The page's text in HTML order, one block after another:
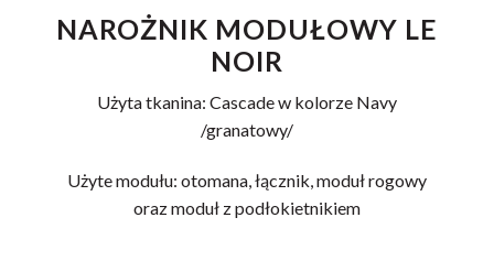
NAROŻNIK MODUŁOWY LE
NOIR
Użyta tkanina: Cascade w kolorze Navy
/granatowy/
Użyte modułu: otomana, łącznik, moduł rogowy
oraz moduł z podłokietnikiem